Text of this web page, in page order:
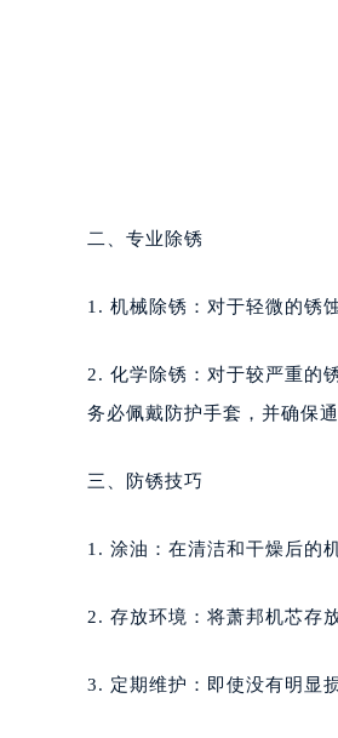
佛山市禅城
东莞市东城
无锡市梁溪
南通市崇川
苏州市苏州
泉州市丰泽
烟台市芝罘
贵阳市南明
石家庄市长
西安市碑林
海口市龙华
台州市椒江
甘肃省兰州
二、专业除锈
1. 机械除锈：对于轻微的锈
2. 化学除锈：对于较严重的
务必佩戴防护手套，并确保通
三、防锈技巧
1. 涂油：在清洁和干燥后的
2. 存放环境：将萧邦机芯存
3. 定期维护：即使没有明显